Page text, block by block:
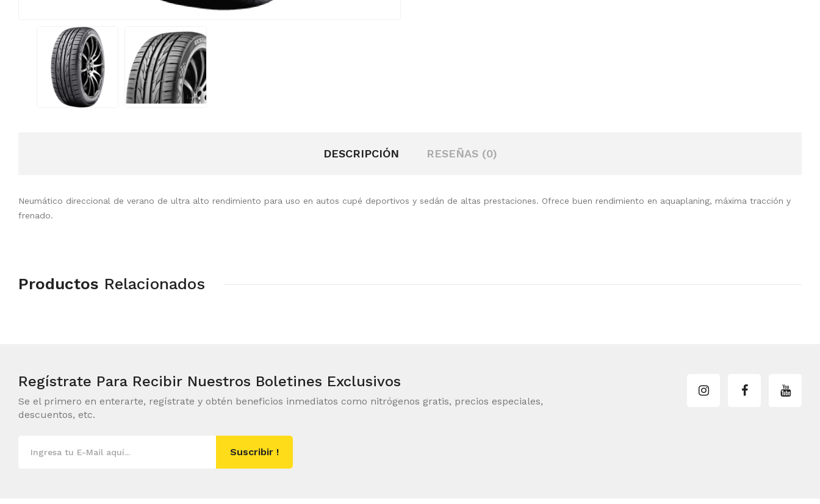
DESCRIPCIÓN RESEÑAS (0)
Neumático direccional de verano de ultra alto rendimiento para uso en autos cupé deportivos y sedán de altas prestaciones. Ofrece buen rendimiento en aquaplaning, máxima tracción y
frenado.
Productos Relacionados
Regístrate Para Recibir Nuestros Boletines Exclusivos
Se el primero en enterarte, regístrate y obtén beneficios inmediatos como nitrógenos gratis, precios especiales,
descuentos, etc.
Suscribir !